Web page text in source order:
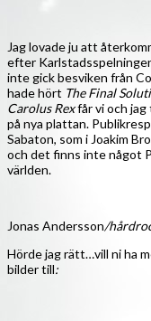
Jag lovade ju att
efter
inte gick besviken från
hade hört The Final
Carolus Rexfår vi och jag
på nya plattan.
Sabaton, som i Joakim
och det finns inte något
världen.
Jonas Andersson/
Hörde jag rätt…vill ni ha
bilder till: